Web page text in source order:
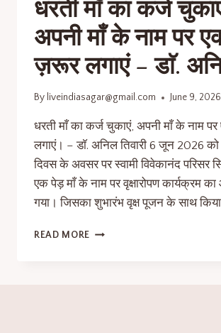
धरती माँ का कर्ज
अपनी माँ के नाम पर
ज़रूर लगाएं – डाॅ.
By liveindiasagar@gmail.com June 9, 2026
धरती माँ का कर्ज चुकाएं, अपनी माँ के नाम
लगाएं। – डाॅ. अनिल तिवारी 6 जून 2026 को
दिवस के अवसर पर स्वामी विवेकानंद परिसर
एक पेड़ माँ के नाम पर वृक्षारोपण कार्यक्रम
गया। जिसका शुभारंभ वृक्ष पूजन के साथ
READ MORE